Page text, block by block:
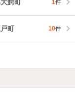
鰐町 1件
町 10件